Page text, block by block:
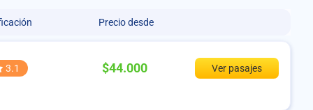
Precio desde
3.1 $44.000 Ver pasajes